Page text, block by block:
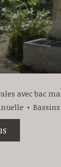
avec bac
Bassins